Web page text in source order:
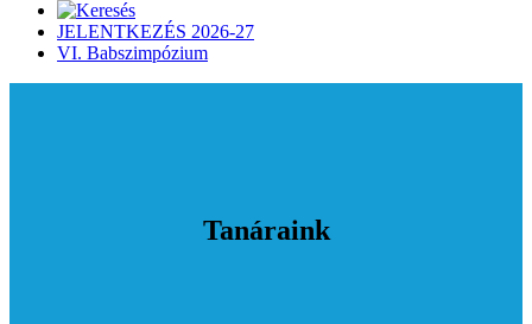
JELENTKEZÉS 2026-27
VI. Babszimpózium
Tanáraink